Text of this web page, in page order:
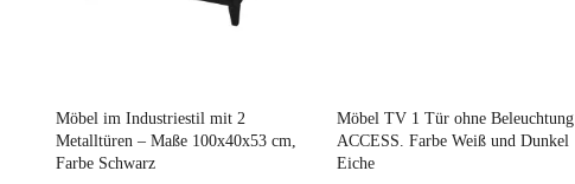
Möbel im Industriestil mit 2
Metalltüren – Maße 100x40x53 cm,
Farbe Schwarz
Möbel TV 1 Tür ohne Beleuchtung
ACCESS. Farbe Weiß und Dunkel
Eiche